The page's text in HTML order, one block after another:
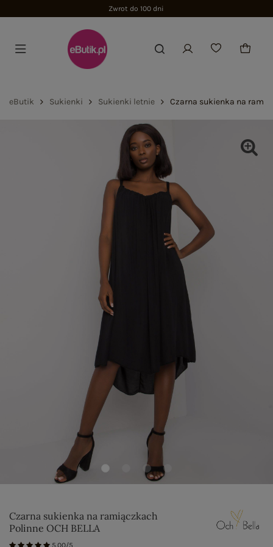
eButik Sukienki Sukienki letnie Czarna sukienka na
Czarna sukienka na ramiączkach
Polinne OCH BELLA
5.00/5